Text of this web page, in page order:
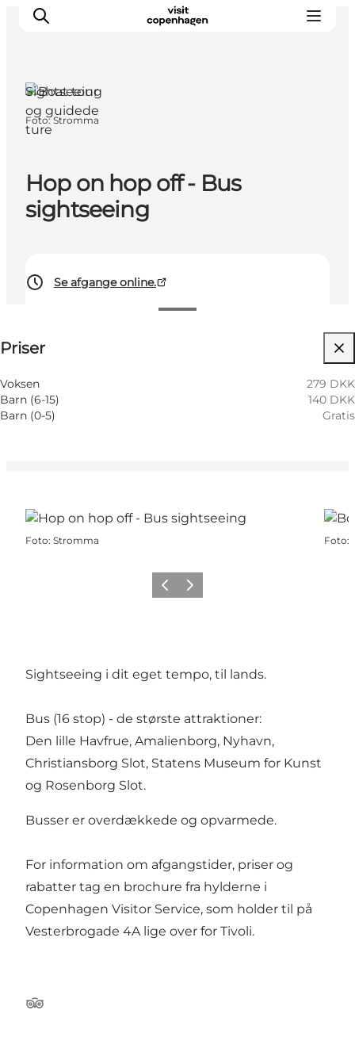
This is Copenhagen
Spis & drik
Områder
Planlæg din tur
Hop on hop off - Bus
sightseeing
Se afgange online.
Priser
Voksen
279 DKK
Barn (6-15)
140 DKK
Barn (0-5)
Gratis
Sightseeing
og guidede
ture
Foto: Stromma
Foto: Stromma Foto:
ForrigeNæste
Sightseeing i dit eget tempo, til lands.
Bus (16 stop) - de største attraktioner:
Den lille Havfrue, Amalienborg, Nyhavn,
Christiansborg Slot, Statens Museum for Kunst
og Rosenborg Slot.
Busser er overdækkede og opvarmede.
For information om afgangstider, priser og
rabatter tag en brochure fra hylderne i
Copenhagen Visitor Service, som holder til på
Vesterbrogade 4A lige over for Tivoli.
Tripadvisor